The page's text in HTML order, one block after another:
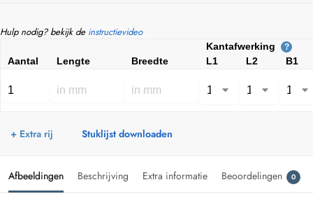
Hulp nodig? bekijk de instructievideo
Kantafwerking ?
Aantal Lengte Breedte L1 L2 B1
+ Extra rij Stuklijst downloaden
Afbeeldingen Beschrijving Extra informatie Beoordelingen 0